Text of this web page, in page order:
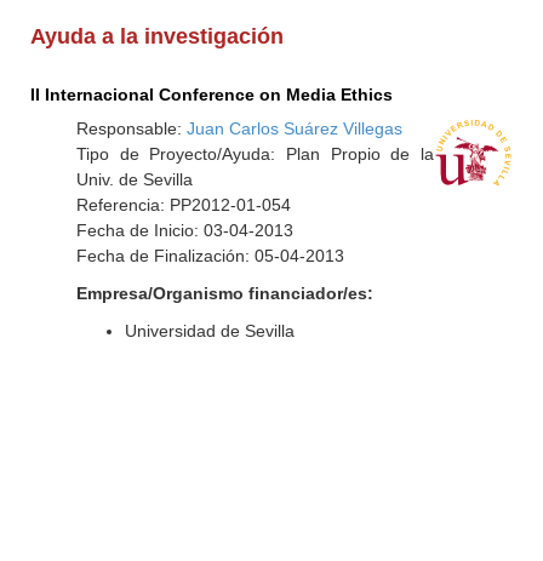
Ayuda a la investigación
II Internacional Conference on Media Ethics
Responsable: Juan Carlos Suárez Villegas
Tipo de Proyecto/Ayuda: Plan Propio de la
Univ. de Sevilla
Referencia: PP2012-01-054
Fecha de Inicio: 03-04-2013
Fecha de Finalización: 05-04-2013
Empresa/Organismo financiador/es:
Universidad de Sevilla